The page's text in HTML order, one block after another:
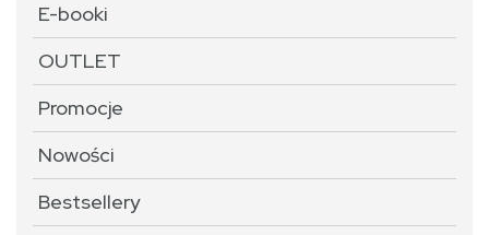
E-booki
OUTLET
Promocje
Nowości
Bestsellery